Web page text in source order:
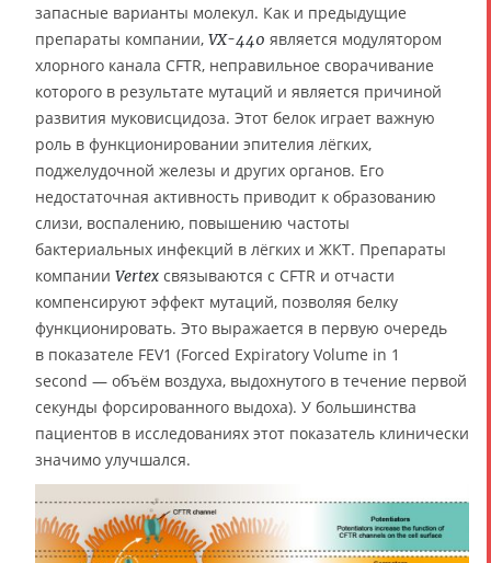
запасные варианты молекул. Как и предыдущие
препараты компании, VX-440 является модулятором
хлорного канала CFTR, неправильное сворачивание
которого в результате мутаций и является причиной
развития муковисцидоза. Этот белок играет важную
роль в функционировании эпителия лёгких,
поджелудочной железы и других органов. Его
недостаточная активность приводит к образованию
слизи, воспалению, повышению частоты
бактериальных инфекций в лёгких и ЖКТ. Препараты
компании Vertex связываются с CFTR и отчасти
компенсируют эффект мутаций, позволяя белку
функционировать. Это выражается в первую очередь
в показателе FEV1 (Forced Expiratory Volume in 1
second — объём воздуха, выдохнутого в течение первой
секунды форсированного выдоха). У большинства
пациентов в исследованиях этот показатель клинически
значимо улучшался.